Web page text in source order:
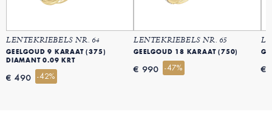
LENTEKRIEBELS NR. 64
GEELGOUD 9 KARAAT (375)
DIAMANT 0.09 KRT
€ 490 -42%
LENTEKRIEBELS NR. 65
GEELGOUD 18 KARAAT (750)
€ 990 -47% €